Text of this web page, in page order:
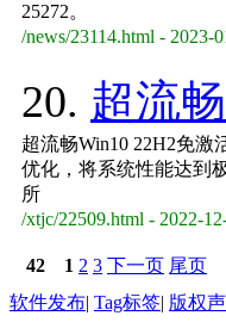
25272。
/news/23114.html - 2023-
20. 超流
超流畅Win10 22H2免激
优化，将系统性能达到
所
/xtjc/22509.html - 2022-
42 1 2 3 下一页 尾页
软件发布| Tag标签| 版权